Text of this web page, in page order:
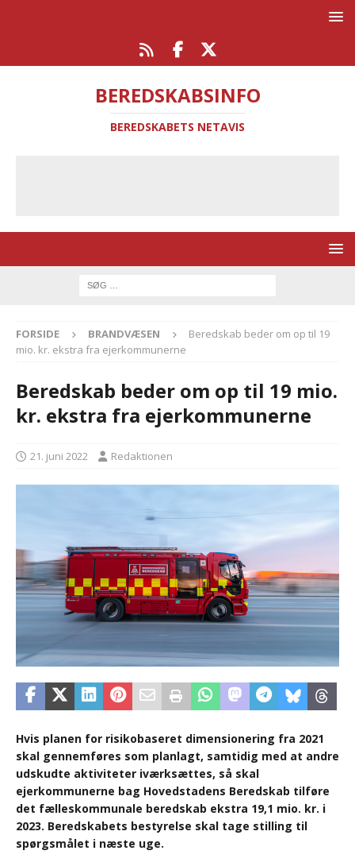
BEREDSKABSINFO
BEREDSKABETS NETAVIS
FORSIDE BRANDVÆSEN
Beredskab beder om op til 19
mio. kr. ekstra fra ejerkommunerne
Beredskab beder om op til 19 mio.
kr. ekstra fra ejerkommunerne
21. juni 2022 Redaktionen
Hvis planen for risikobaseret dimensionering fra 2021
skal gennemføres som planlagt, samtidig med at andre
udskudte aktiviteter iværksættes, så skal
ejerkommunerne bag Hovedstadens Beredskab tilføre
det fælleskommunale beredskab ekstra 19,1 mio. kr. i
2023. Beredskabets bestyrelse skal tage stilling til
spørgsmålet i næste uge.